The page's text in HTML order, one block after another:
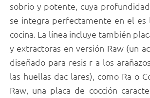
sobrio y potente, cuya
se integra perfectamente en el es
cocina. La línea incluye también
y extractoras en versión Raw (un
diseñado para resis r a los
las huellas dac lares), como Ra o
Raw, una placa de cocción